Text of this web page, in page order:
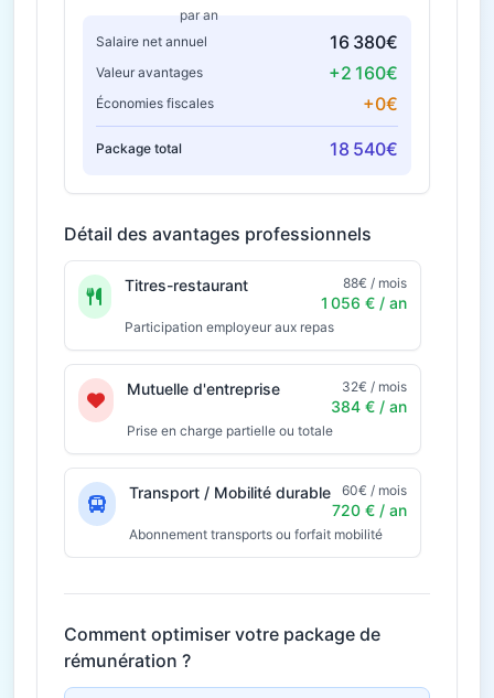
par an
Salaire net annuel
16 380€
Valeur avantages +2 160€
Économies fiscales +0€
Package total 18 540€
Détail des avantages professionnels
Titres-restaurant 88€ / mois
1 056 € / an
Participation employeur aux repas
Mutuelle d'entreprise 32€ / mois
384 € / an
Prise en charge partielle ou totale
Transport / Mobilité durable 60€ / mois
720 € / an
Abonnement transports ou forfait mobilité
Comment optimiser votre package de
rémunération ?